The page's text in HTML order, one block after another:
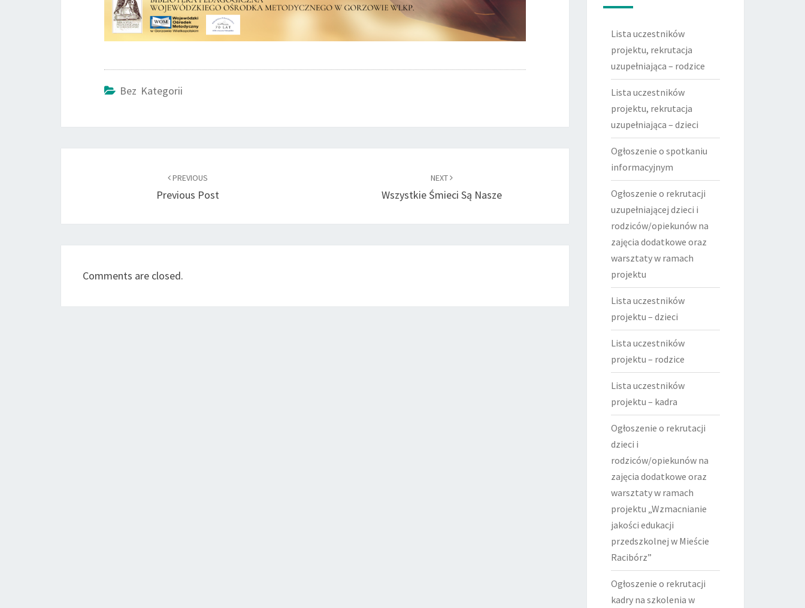
Bez Kategorii
PREVIOUS
Previous Post
NEXT
Wszystkie Śmieci Są Nasze
Comments are closed.
Lista uczestników
projektu, rekrutacja
uzupełniająca – rodzice
Lista uczestników
projektu, rekrutacja
uzupełniająca – dzieci
Ogłoszenie o spotkaniu
informacyjnym
Ogłoszenie o rekrutacji
uzupełniającej dzieci i
rodziców/opiekunów na
zajęcia dodatkowe oraz
warsztaty w ramach
projektu
Lista uczestników
projektu – dzieci
Lista uczestników
projektu – rodzice
Lista uczestników
projektu – kadra
Ogłoszenie o rekrutacji
dzieci i
rodziców/opiekunów na
zajęcia dodatkowe oraz
warsztaty w ramach
projektu „Wzmacnianie
jakości edukacji
przedszkolnej w Mieście
Racibórz”
Ogłoszenie o rekrutacji
kadry na szkolenia w